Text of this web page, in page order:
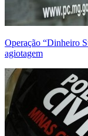
Operação “Dinheiro
agiotagem